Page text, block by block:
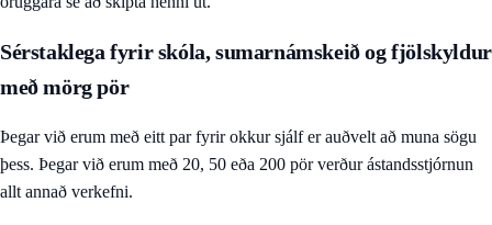
Sérstaklega fyrir skóla, sumarnámskeið og fjölskyldur
með mörg pör
Þegar við erum með eitt par fyrir okkur sjálf er auðvelt að muna sögu
þess. Þegar við erum með 20, 50 eða 200 pör verður ástandsstjórnun
allt annað verkefni.